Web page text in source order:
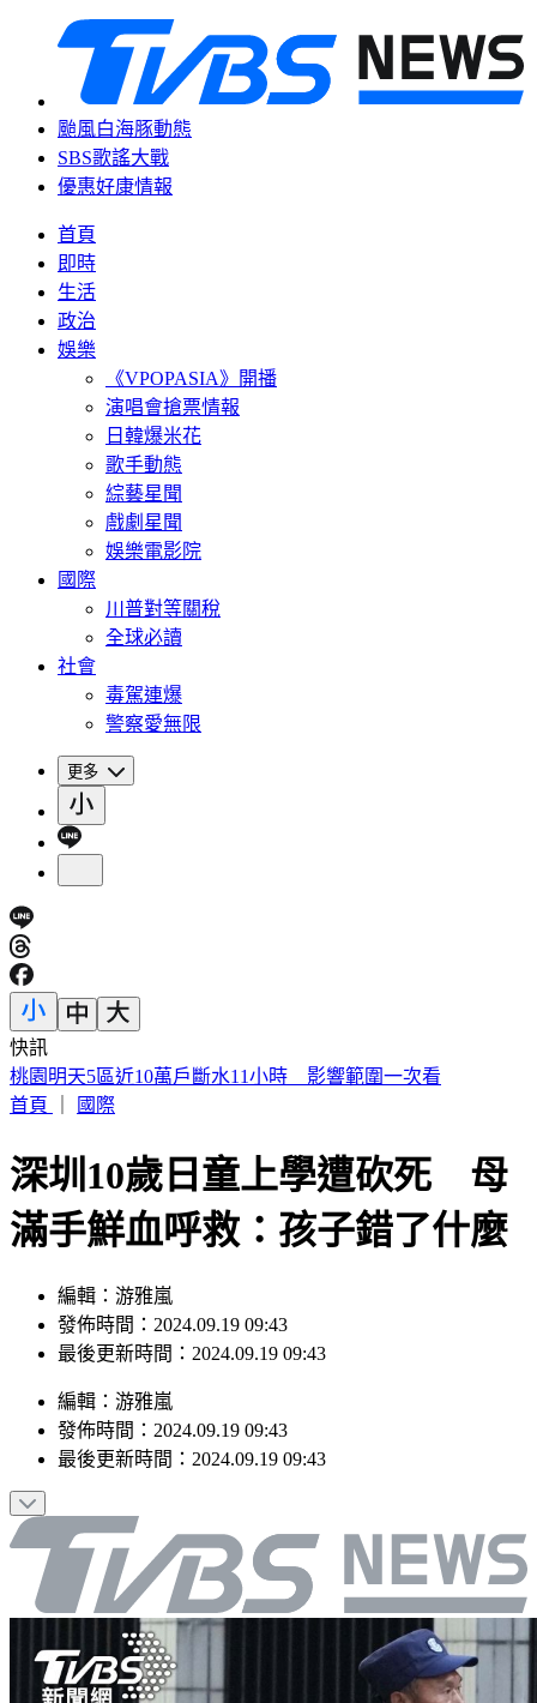
颱風白海豚動態
SBS歌謠大戰
優惠好康情報
首頁
即時
生活
政治
娛樂
《VPOPASIA》開播
演唱會搶票情報
日韓爆米花
歌手動態
綜藝星聞
戲劇星聞
娛樂電影院
國際
川普對等關稅
全球必讀
社會
毒駕連爆
警察愛無限
更多
快訊
幕後／竹北人選呼之欲出 賴清德複製「鄭朝方模式」佈局
首頁
國際
深圳10歲日童上學遭砍死 母
滿手鮮血呼救：孩子錯了什麼
編輯：游雅嵐
發佈時間：2024.09.19 09:43
最後更新時間：2024.09.19 09:43
編輯 ： 游雅嵐
發佈時間： 2024.09.19 09:43
最後更新時間： 2024.09.19 09:43